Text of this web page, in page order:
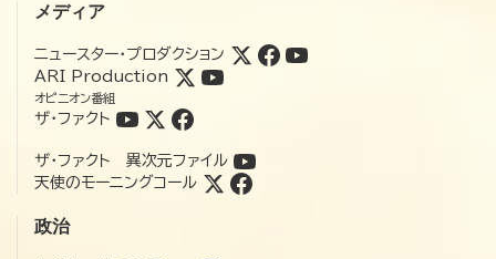
メディア
ニュースター・プロダクション
ARI Production
オピニオン番組
ザ・ファクト
ザ・ファクト 異次元ファイル
天使のモーニングコール
政治